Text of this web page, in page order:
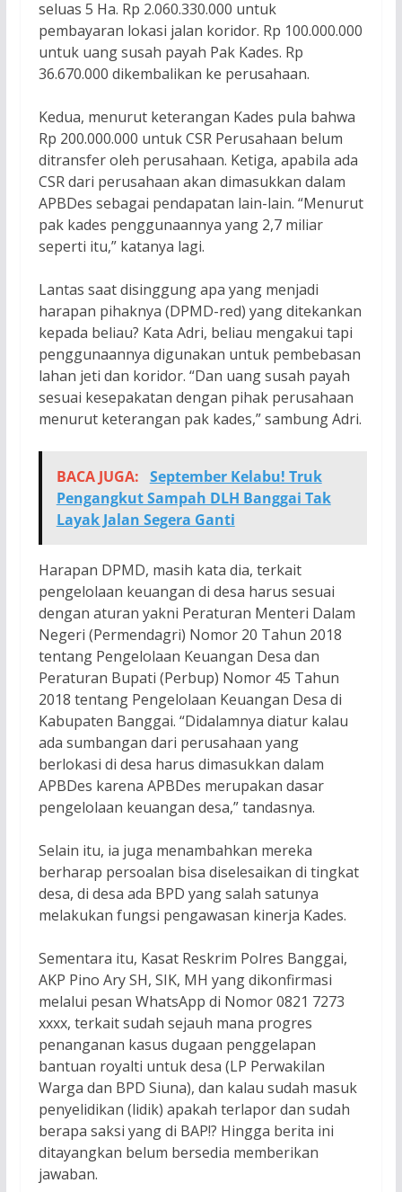
seluas 5 Ha. Rp 2.060.330.000 untuk
pembayaran lokasi jalan koridor. Rp 100.000.000
untuk uang susah payah Pak Kades. Rp
36.670.000 dikembalikan ke perusahaan.
Kedua, menurut keterangan Kades pula bahwa
Rp 200.000.000 untuk CSR Perusahaan belum
ditransfer oleh perusahaan. Ketiga, apabila ada
CSR dari perusahaan akan dimasukkan dalam
APBDes sebagai pendapatan lain-lain. “Menurut
pak kades penggunaannya yang 2,7 miliar
seperti itu,” katanya lagi.
Lantas saat disinggung apa yang menjadi
harapan pihaknya (DPMD-red) yang ditekankan
kepada beliau? Kata Adri, beliau mengakui tapi
penggunaannya digunakan untuk pembebasan
lahan jeti dan koridor. “Dan uang susah payah
sesuai kesepakatan dengan pihak perusahaan
menurut keterangan pak kades,” sambung Adri.
BACA JUGA: September Kelabu! Truk
Pengangkut Sampah DLH Banggai Tak
Layak Jalan Segera Ganti
Harapan DPMD, masih kata dia, terkait
pengelolaan keuangan di desa harus sesuai
dengan aturan yakni Peraturan Menteri Dalam
Negeri (Permendagri) Nomor 20 Tahun 2018
tentang Pengelolaan Keuangan Desa dan
Peraturan Bupati (Perbup) Nomor 45 Tahun
2018 tentang Pengelolaan Keuangan Desa di
Kabupaten Banggai. “Didalamnya diatur kalau
ada sumbangan dari perusahaan yang
berlokasi di desa harus dimasukkan dalam
APBDes karena APBDes merupakan dasar
pengelolaan keuangan desa,” tandasnya.
Selain itu, ia juga menambahkan mereka
berharap persoalan bisa diselesaikan di tingkat
desa, di desa ada BPD yang salah satunya
melakukan fungsi pengawasan kinerja Kades.
Sementara itu, Kasat Reskrim Polres Banggai,
AKP Pino Ary SH, SIK, MH yang dikonfirmasi
melalui pesan WhatsApp di Nomor 0821 7273
xxxx, terkait sudah sejauh mana progres
penanganan kasus dugaan penggelapan
bantuan royalti untuk desa (LP Perwakilan
Warga dan BPD Siuna), dan kalau sudah masuk
penyelidikan (lidik) apakah terlapor dan sudah
berapa saksi yang di BAP!? Hingga berita ini
ditayangkan belum bersedia memberikan
jawaban.